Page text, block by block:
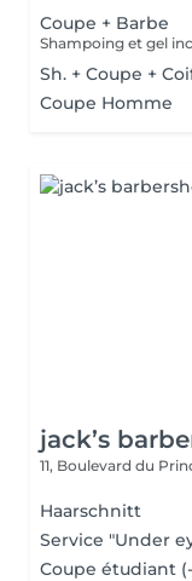
Coupe + Barbe
Shampoing et gel
Sh. + Coupe +
Coupe Homme
jack’s
11, Boulevard du
Haarschnitt
Service "Under
Coupe étudiant (-